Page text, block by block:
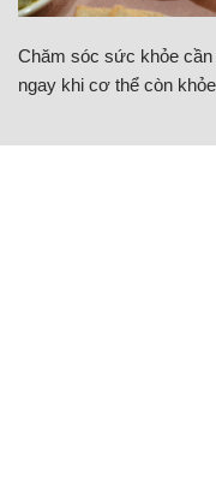
Chăm sóc sức khỏe
ngay khi cơ thể còn khỏe